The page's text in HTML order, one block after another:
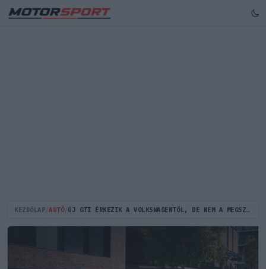
KEZDŐLAP /AUTÓ/ ÚJ GTI ÉRKEZIK A VOLKSWAGENTŐL, DE NEM A MEGSZOKOTT FORMÁBAN